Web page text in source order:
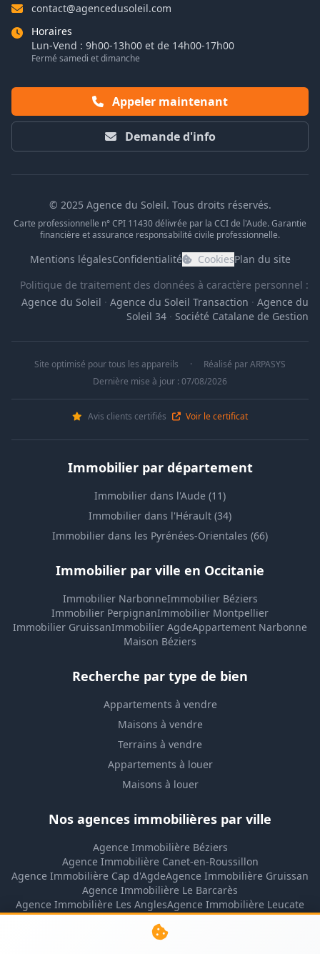
contact@agencedusoleil.com
Horaires
Lun-Vend : 9h00-13h00 et de 14h00-17h00
Fermé samedi et dimanche
Appeler maintenant
Demande d'info
© 2025 Agence du Soleil. Tous droits réservés.
Carte professionnelle n° CPI 11430 délivrée par la CCI de l'Aude. Garantie
financière et assurance responsabilité civile professionnelle.
Mentions légalesConfidentialité CookiesPlan du site
Politique de traitement des données à caractère personnel :
Agence du Soleil · Agence du Soleil Transaction · Agence du
Soleil 34 · Société Catalane de Gestion
Site optimisé pour tous les appareils · Réalisé parARPASYS
Dernière mise à jour : 07/08/2026
Avis clients certifiés Voir le certificat
Immobilier par département
Immobilier dans l'Aude (11)
Immobilier dans l'Hérault (34)
Immobilier dans les Pyrénées-Orientales (66)
Immobilier par ville en Occitanie
Immobilier NarbonneImmobilier Béziers
Immobilier PerpignanImmobilier Montpellier
Immobilier GruissanImmobilier AgdeAppartement Narbonne
Maison Béziers
Recherche par type de bien
Appartements à vendre
Maisons à vendre
Terrains à vendre
Appartements à louer
Maisons à louer
Nos agences immobilières par ville
Agence Immobilière Béziers
Agence Immobilière Canet-en-Roussillon
Agence Immobilière Cap d'AgdeAgence Immobilière Gruissan
Agence Immobilière Le Barcarès
Agence Immobilière Les AnglesAgence Immobilière Leucate
Agence Immobilière Lézignan-Corbières
Agence Immobilière Montpellier